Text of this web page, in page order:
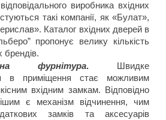
виробника вхідних
такі компанії, як «Булат»,
Каталог вхідних дверей в
пропонує велику кількість
брендів.
фурнітура.
Швидке
в приміщення стає можливим
вхідним замкам. Відповідно
є механізм відчинення, чим
замків та аксесуарів